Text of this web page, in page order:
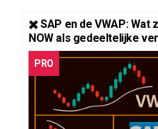
✖️ SAP en de VWAP:
NOW als gedeeltelijke
PRO